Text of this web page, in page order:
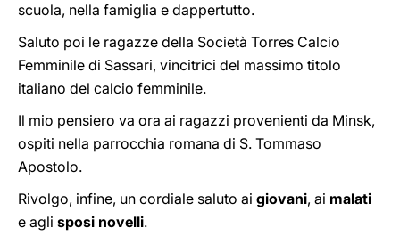
scuola, nella famiglia e dappertutto.
Saluto poi le ragazze della Società Torres Calcio
Femminile di Sassari, vincitrici del massimo titolo
italiano del calcio femminile.
Il mio pensiero va ora ai ragazzi provenienti da Minsk,
ospiti nella parrocchia romana di S. Tommaso
Apostolo.
Rivolgo, infine, un cordiale saluto ai giovani, ai malati
e agli sposi novelli.